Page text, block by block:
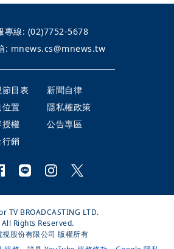
專線: (02)7752-5678
: mnews.cs@mnews.tw
節目表
新聞自律
置
隱私權政策
授權
公告專區
銷
TV BROADCASTING LTD.
All Rights Reserved.
視股份有限公司 版權所有